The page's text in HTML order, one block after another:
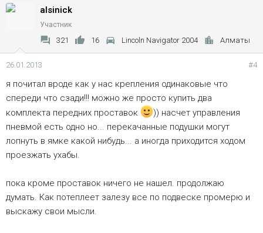
alsinick
Участник
321 16 Lincoln Navigator 2004 Алматы
26.01.2013 #4
я почитал вроде как у нас крепления одинаковые что
спереди что сзади!!! можно же просто купить два
комплекта передних проставок
)) насчет управления
пневмой есть одно но... перекачанные подушки могут
лопнуть в ямке какой нибудь... а иногда приходится ходом
проезжать ухабы.
пока кроме проставок ничего не нашел. продолжаю
думать. Как потеплеет залезу все по подвеске промерю и
выскажу свои мысли.